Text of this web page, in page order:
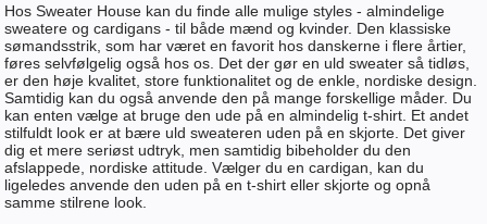
Hos Sweater House kan du finde alle mulige styles - almindelige
sweatere og cardigans - til både mænd og kvinder. Den klassiske
sømandsstrik, som har været en favorit hos danskerne i flere årtier,
føres selvfølgelig også hos os. Det der gør en uld sweater så tidløs,
er den høje kvalitet, store funktionalitet og de enkle, nordiske design.
Samtidig kan du også anvende den på mange forskellige måder. Du
kan enten vælge at bruge den ude på en almindelig t-shirt. Et andet
stilfuldt look er at bære uld sweateren uden på en skjorte. Det giver
dig et mere seriøst udtryk, men samtidig bibeholder du den
afslappede, nordiske attitude. Vælger du en cardigan, kan du
ligeledes anvende den uden på en t-shirt eller skjorte og opnå
samme stilrene look.